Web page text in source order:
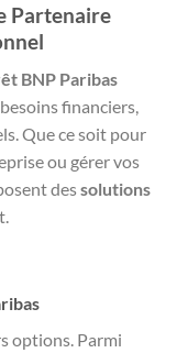
Partenaire
BNP Paribas
financiers,
Que ce soit pour
ou gérer vos
dessolutions
options. Parmi